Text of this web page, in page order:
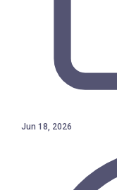
Jun 18, 2026